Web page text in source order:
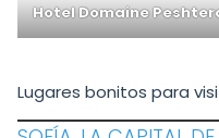
Hotel Domaine
Lugares bonitos para